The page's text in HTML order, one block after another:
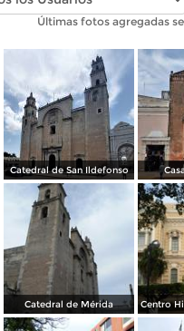
Últimas fotos agregadas
Catedral de San Ildefonso
Catedral de Mérida